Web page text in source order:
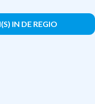
IN DE REGIO